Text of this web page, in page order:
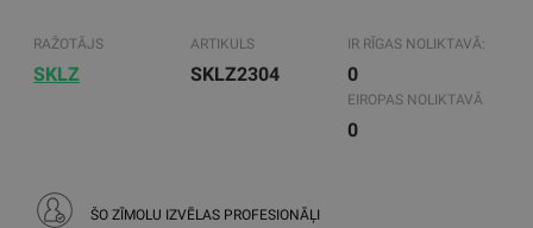
RAŽOTĀJS
SKLZ
ARTIKULS
SKLZ2304
IR RĪGAS NOLIKTAVĀ:
0
EIROPAS NOLIKTAVĀ
0
ŠO ZĪMOLU IZVĒLAS PROFESIONĀĻI